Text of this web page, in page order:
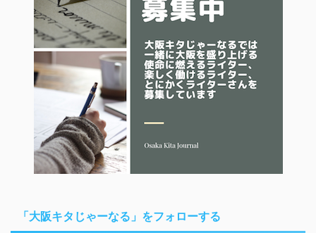
「大阪キタじゃーなる」をフォローする